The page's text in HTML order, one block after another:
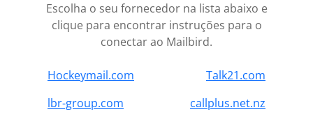
Escolha o seu fornecedor na lista abaixo e
clique para encontrar instruções para o
conectar ao Mailbird.
Hockeymail.com
Talk21.com
lbr-group.com
callplus.net.nz